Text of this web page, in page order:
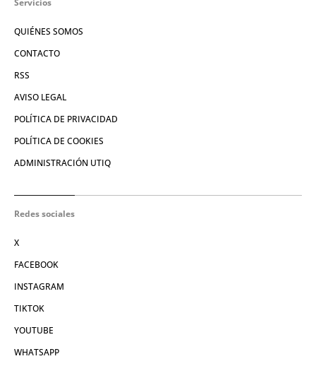
QUIÉNES SOMOS
CONTACTO
RSS
AVISO LEGAL
POLÍTICA DE PRIVACIDAD
POLÍTICA DE COOKIES
ADMINISTRACIÓN UTIQ
Redes sociales
X
FACEBOOK
INSTAGRAM
TIKTOK
YOUTUBE
WHATSAPP